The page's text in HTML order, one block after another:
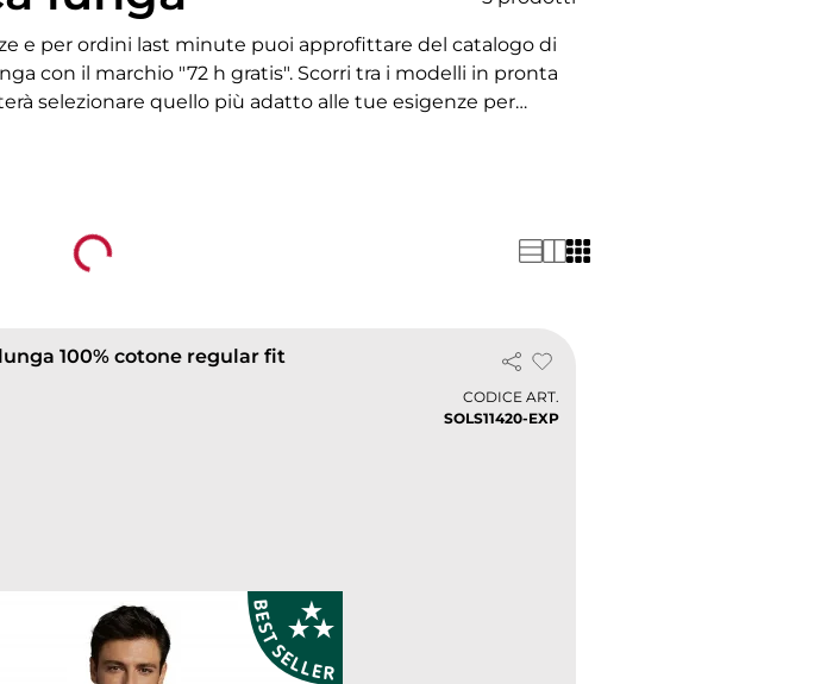
e per ordini last minute puoi approfittare del catalogo di
con il marchio "72 h gratis". Scorri tra i modelli in pronta
selezionare quello più adatto alle tue esigenze per
in tempo reale: inserisci le quantità nel
Loading...
100% cotone regular fit
CODICE ART.
SOLS11420-EXP